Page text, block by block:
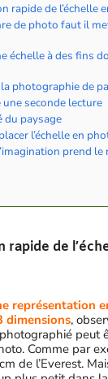
rapide de l’échelle
de photo faut il
échelle à des fins
la photographie de
seconde lecture
paysage
l’échelle en
prend le
rapide de
représentation
dimensions,
peut
Comme par
de l’Everest.